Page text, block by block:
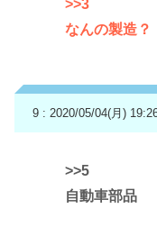
>>3
なんの製造？
9 : 2020/05/04(月)
>>5
自動車部品